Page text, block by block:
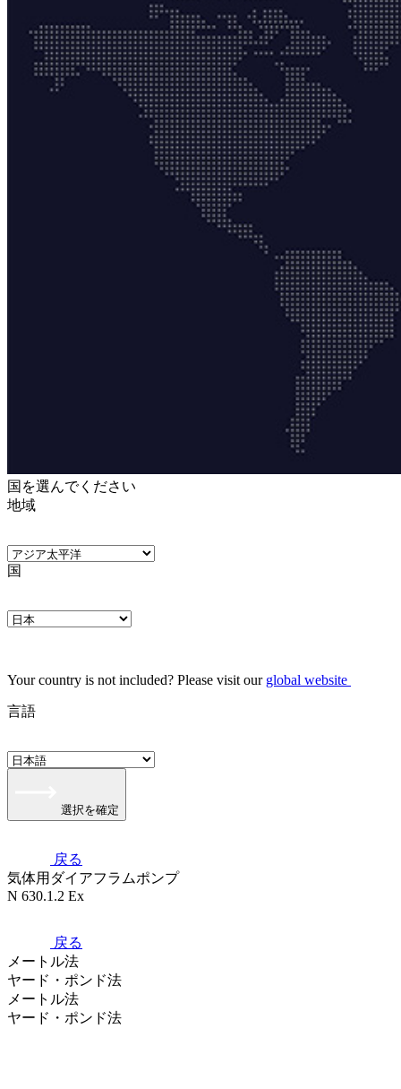
国を選んでください
地域
国
Your country is not included? Please visit our global website
言語
選択を確定
戻る
気体用ダイアフラムポンプ
N 630.1.2 Ex
戻る
メートル法
ヤード・ポンド法
メートル法
ヤード・ポンド法